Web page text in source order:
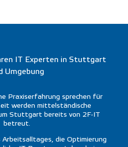
IT Experten in Stuttgart
Umgebung
Praxiserfahrung sprechen für
werden mittelständische
Stuttgart bereits von 2F-IT
betreut.
Arbeitsalltages, die Optimierung